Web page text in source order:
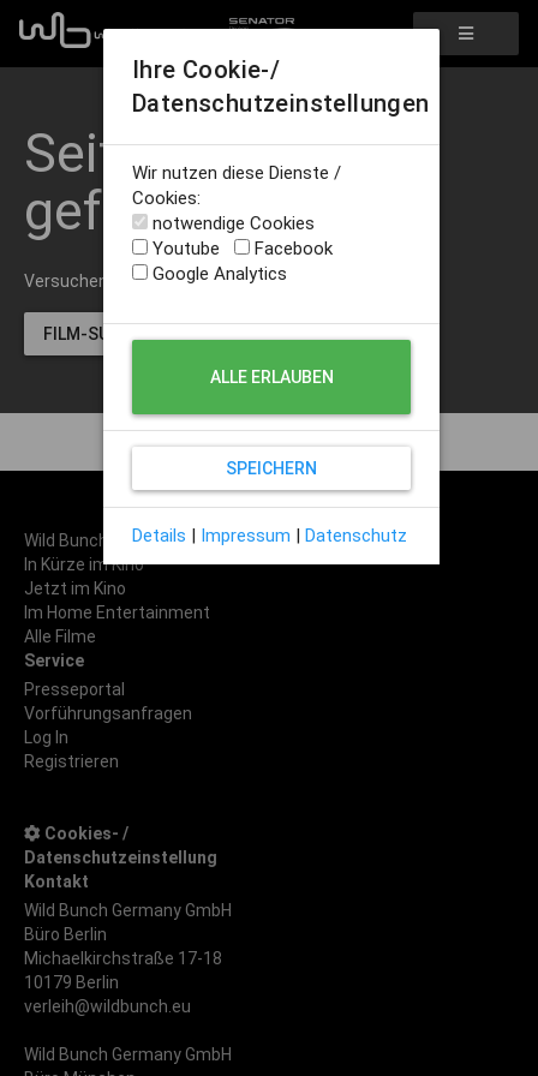
Seite nicht
gefunden
Versuchen Sie unsere Film-Suche.
FILM-SUCHE STARTEN
Wild Bunch Filme
In Kürze im Kino
Jetzt im Kino
Im Home Entertainment
Alle Filme
Service
Presseportal
Vorführungsanfragen
Log In
Registrieren
Cookies- /
Datenschutzeinstellung
Kontakt
Wild Bunch Germany GmbH
Büro Berlin
Michaelkirchstraße 17-18
10179 Berlin
verleih@wildbunch.eu
Wild Bunch Germany GmbH
Ihre Cookie-/
Datenschutzeinstellungen
Wir nutzen diese Dienste /
Cookies:
notwendige Cookies
Youtube
Facebook
Google Analytics
ALLE ERLAUBEN
SPEICHERN
Details | Impressum | Datenschutz